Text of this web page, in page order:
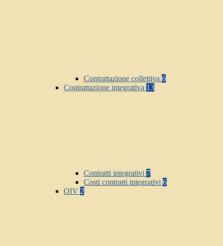
Contrattazione collettiva 6
Contrattazione integrativa 13
Contratti integrativi 7
Costi contratti integrativi 6
OIV 2